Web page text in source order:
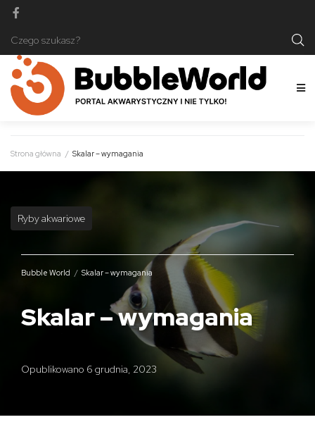
Strona główna / Skalar – wymagania
Ryby akwariowe
Bubble World / Skalar – wymagania
Skalar – wymagania
Opublikowano 6 grudnia, 2023